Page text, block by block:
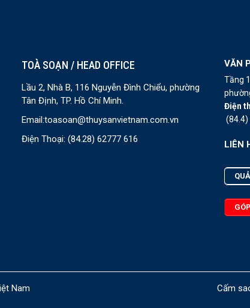
TOÀ SOẠN / HEAD OFFICE
Lầu 2, Nhà B, 116 Nguyễn Đình Chiểu, phường
Tân Định, TP. Hồ Chí Minh.
Email:toasoan@thuysanvietnam.com.vn
Điện Thoại: (84.28) 62777 616
VĂN
Tầng
Điện
(84.4)
LIÊN
Nam Cấm